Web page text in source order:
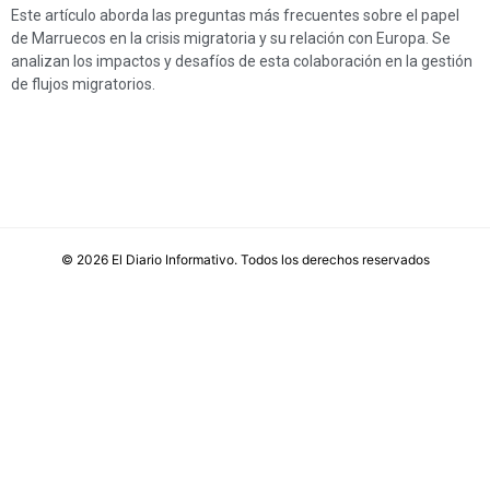
Este artículo aborda las preguntas más frecuentes sobre el papel
de Marruecos en la crisis migratoria y su relación con Europa. Se
analizan los impactos y desafíos de esta colaboración en la gestión
de flujos migratorios.
© 2026 El Diario Informativo. Todos los derechos reservados